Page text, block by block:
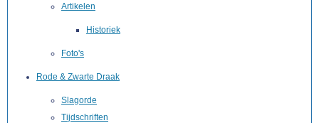
Artikelen
Historiek
Foto's
Rode & Zwarte Draak
Slagorde
Tijdschriften